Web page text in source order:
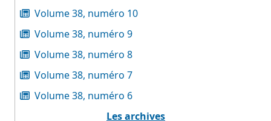
Volume 38, numéro 10
Volume 38, numéro 9
Volume 38, numéro 8
Volume 38, numéro 7
Volume 38, numéro 6
Les archives